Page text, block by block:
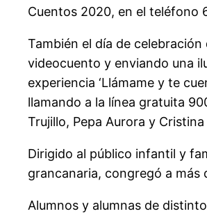
Cuentos 2020, en el teléfono
También el día de
videocuento y enviando una
experiencia ‘Llámame y te
llamando a la línea gratuita
Trujillo, Pepa Aurora y
Dirigido al público infantil y
grancanaria, congregó a más
Alumnos y alumnas de